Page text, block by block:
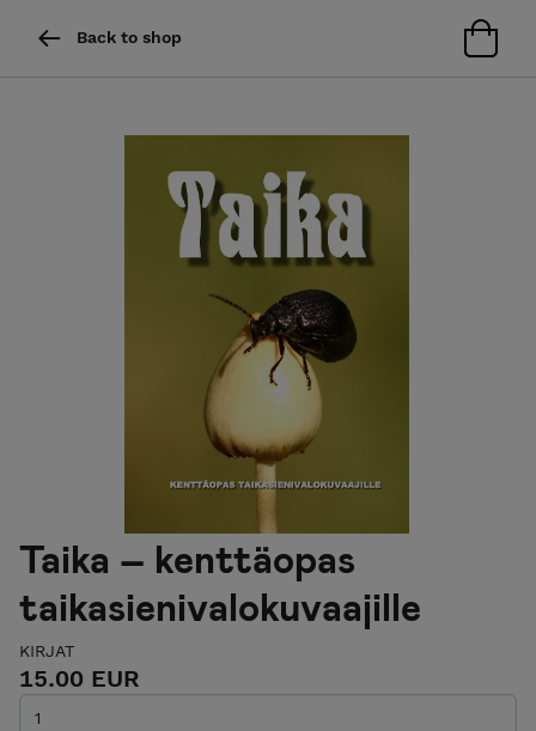
Back to shop
Taika – kenttäopas
taikasienivalokuvaajille
KIRJAT
15.00 EUR